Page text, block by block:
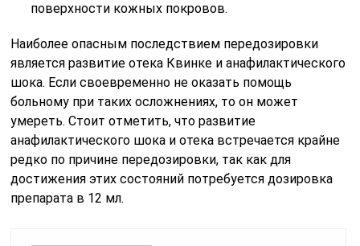
поверхности кожных покровов.
Наиболее опасным последствием передозировки
является развитие отека Квинке и анафилактического
шока. Если своевременно не оказать помощь
больному при таких осложнениях, то он может
умереть. Стоит отметить, что развитие
анафилактического шока и отека встречается крайне
редко по причине передозировки, так как для
достижения этих состояний потребуется дозировка
препарата в 12 мл.